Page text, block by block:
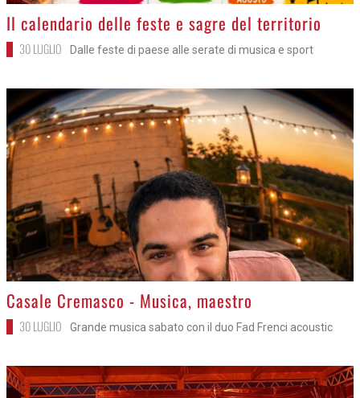
>
Il calendario delle feste e sagre del territorio
30 LUGLIO Dalle feste di paese alle serate di musica e sport
>
Casale Cremasco - Musica, maestro
30 LUGLIO Grande musica sabato con il duo Fad Frenci acoustic